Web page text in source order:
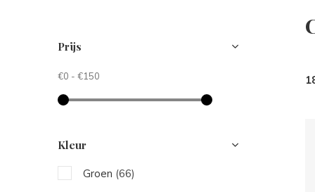
Prijs
€0 - €150
Kleur
Groen (66)